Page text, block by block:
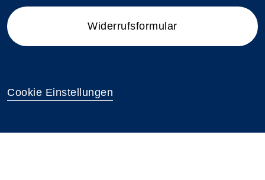
Widerrufsformular
Cookie Einstellungen